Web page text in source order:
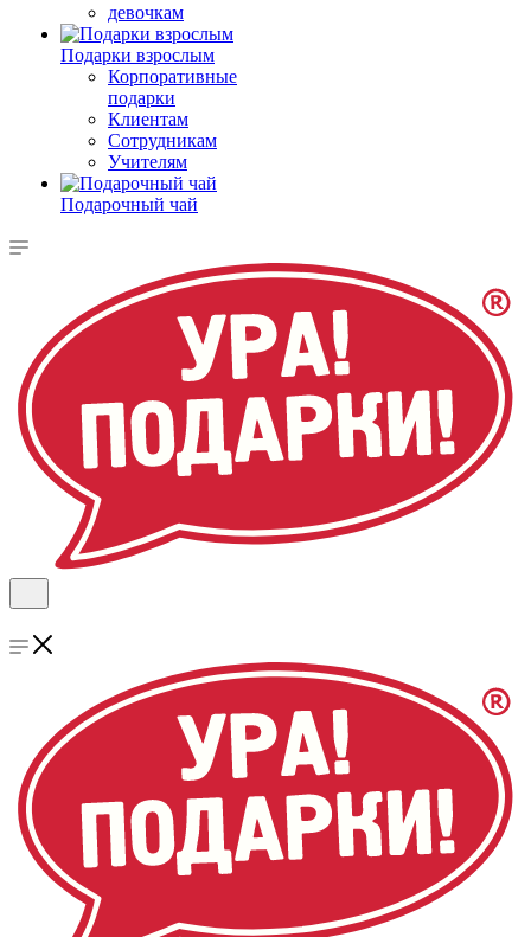
девочкам
Подарки взрослым
Корпоративные
подарки
Клиентам
Сотрудникам
Учителям
Подарочный чай